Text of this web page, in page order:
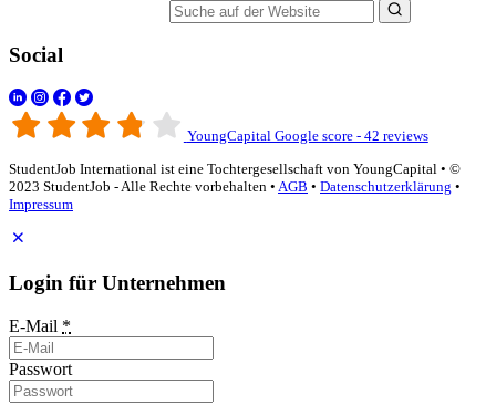
Social
YoungCapital Google score - 42 reviews
StudentJob International ist eine Tochtergesellschaft von YoungCapital • ©
2023 StudentJob - Alle Rechte vorbehalten • AGB • Datenschutzerklärung •
Impressum
Login für Unternehmen
E-Mail *
Passwort